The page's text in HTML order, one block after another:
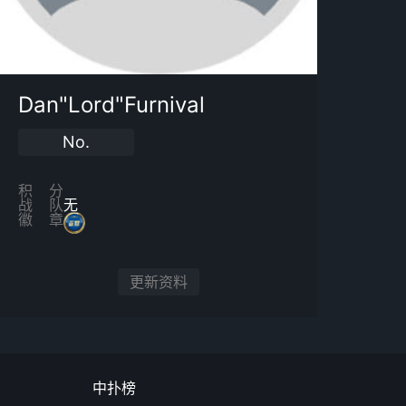
Dan"Lord"Furnival
No.
积分
战队无
徽章
更新资料
中扑榜